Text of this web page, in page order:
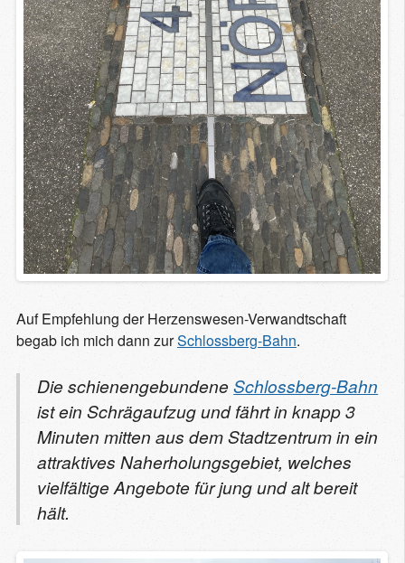
Auf Empfehlung der Herzenswesen-Verwandtschaft
begab ich mich dann zurSchlossberg-Bahn.
Die schienengebundeneSchlossberg-Bahn
ist ein Schrägaufzug und fährt in knapp 3
Minuten mitten aus dem Stadtzentrum in ein
attraktives Naherholungsgebiet, welches
vielfältige Angebote für jung und alt bereit
hält.